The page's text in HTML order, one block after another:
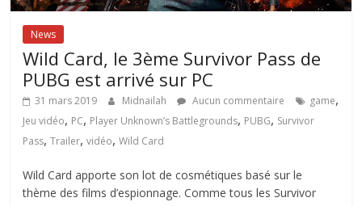
News
Wild Card, le 3ème Survivor Pass de
PUBG est arrivé sur PC
31 mars 2019 Midnailah Aucun commentaire game,
Jeu vidéo, PC, Player Unknown’s Battlegrounds, PUBG, Survivor
Pass,Trailer,vidéo,Wild Card
Wild Card apporte son lot de cosmétiques basé sur le
thème des films d’espionnage. Comme tous les Survivor